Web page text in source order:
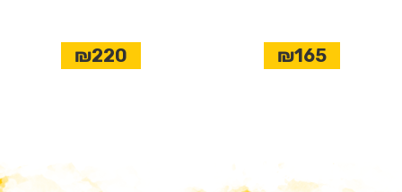
₪165
₪220